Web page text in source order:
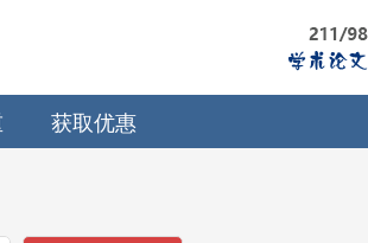
获取优惠